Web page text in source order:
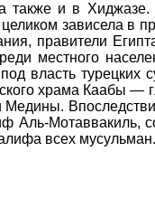
также и в
зависела в
правители
местного
власть турецких
храма Каабы —
Медины.
Аль-Мотаввакиль,
всех мусульман.